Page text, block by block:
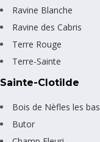
Ravine Blanche
Ravine des Cabris
Terre Rouge
Terre-Sainte
Sainte-Clotilde
Bois de Nèfles les bas
Butor